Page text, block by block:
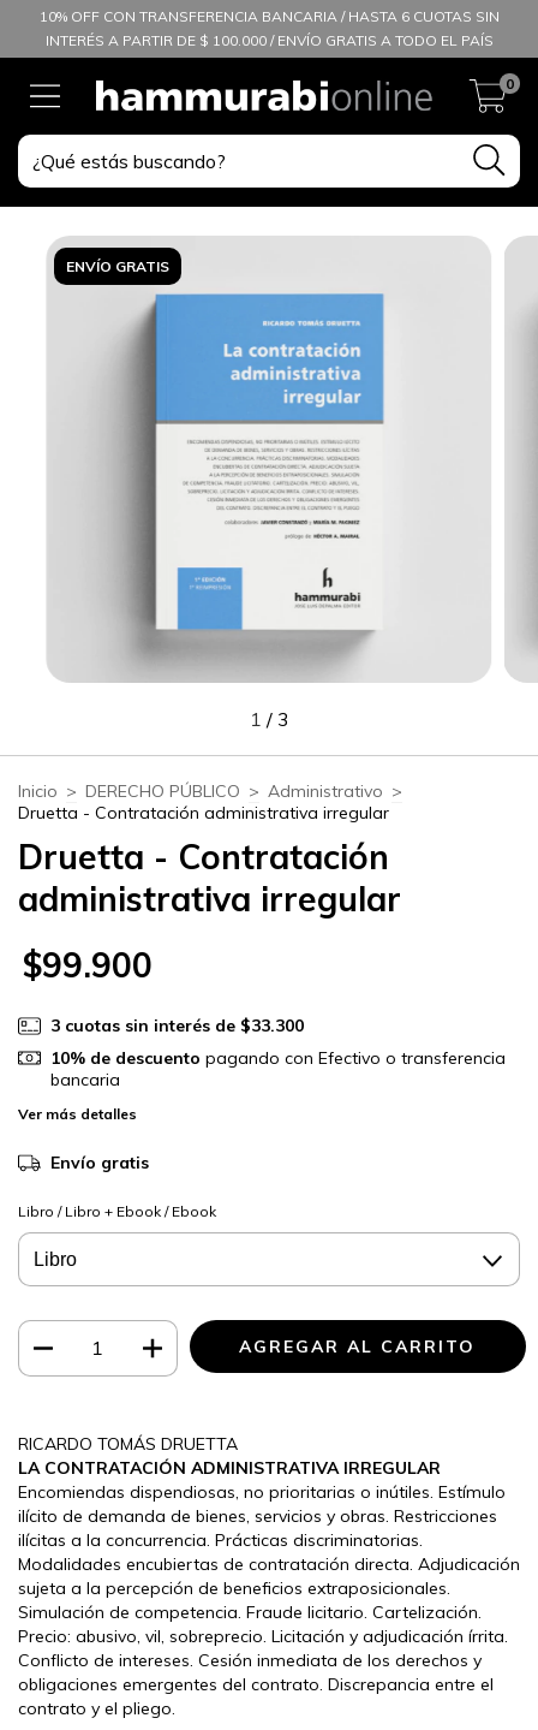
10% OFF CON TRANSFERENCIA BANCARIA / HASTA 6 CUOTAS SIN
INTERÉS A PARTIR DE $ 100.000 / ENVÍO GRATIS A TODO EL PAÍS
0
ENVÍO GRATIS
1 / 3
Inicio > DERECHO PÚBLICO > Administrativo >
Druetta - Contratación administrativa irregular
Druetta - Contratación
administrativa irregular
$99.900
3 cuotas sin interés de $33.300
10% de descuento pagando con Efectivo o transferencia
bancaria
Ver más detalles
Envío gratis
Libro / Libro + Ebook / Ebook
RICARDO TOMÁS DRUETTA
LA CONTRATACIÓN ADMINISTRATIVA IRREGULAR
Encomiendas dispendiosas, no prioritarias o inútiles. Estímulo
ilícito de demanda de bienes, servicios y obras. Restricciones
ilícitas a la concurrencia. Prácticas discriminatorias.
Modalidades encubiertas de contratación directa. Adjudicación
sujeta a la percepción de beneficios extraposicionales.
Simulación de competencia. Fraude licitario. Cartelización.
Precio: abusivo, vil, sobreprecio. Licitación y adjudicación írrita.
Conflicto de intereses. Cesión inmediata de los derechos y
obligaciones emergentes del contrato. Discrepancia entre el
contrato y el pliego.